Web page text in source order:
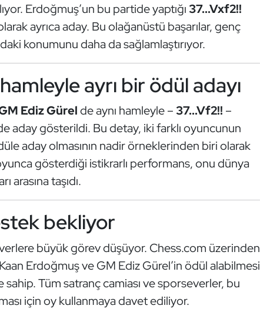
Erdoğmuş’un bu partide yaptığı 37...Vxf2!!
ayrıca aday. Bu olağanüstü başarılar, genç
konumunu daha da sağlamlaştırıyor.
ayrı bir ödül adayı
Ediz Gürelde aynı hamleyle – 37...Vf2!! –
aday gösterildi. Bu detay, iki farklı oyuncunun
aday olmasının nadir örneklerinden biri olarak
gösterdiği istikrarlı performans, onu dünya
arasına taşıdı.
bekliyor
büyük görev düşüyor. Chess.com üzerinden
Erdoğmuş ve GM Ediz Gürel’in ödül alabilmesi
Tüm satranç camiası ve sporseverler, bu
için oy kullanmaya davet ediliyor.